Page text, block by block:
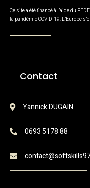
Ce site a été financé à l’aide du
la pandémie COVID-19. L’Europe
Contact
Yannick DUGAIN
0693 5178 88